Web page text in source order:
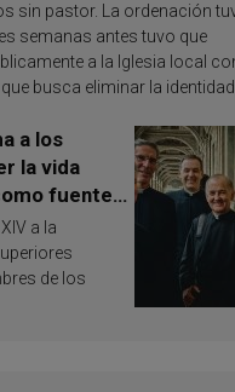
sin pastor. La ordenación
semanas antes tuvo que
a la Iglesia local
busca eliminar la
a los
la vida
fuente
y
a la
de los